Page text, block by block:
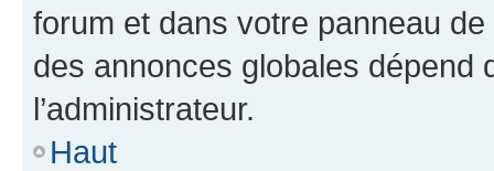
forum et dans votre panneau
des annonces globales dépend
l’administrateur.
Haut